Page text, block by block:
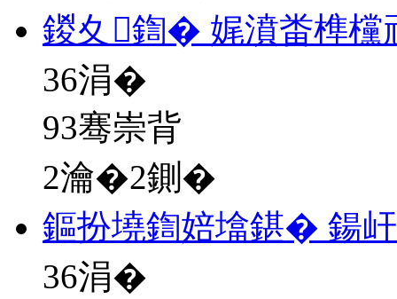
鍐夊鍧� 娓濆畨榫欓
36涓�
93骞崇背
2瀹�2鍘�
鏂扮墝鍧婄墖鍖� 鍚
36涓�